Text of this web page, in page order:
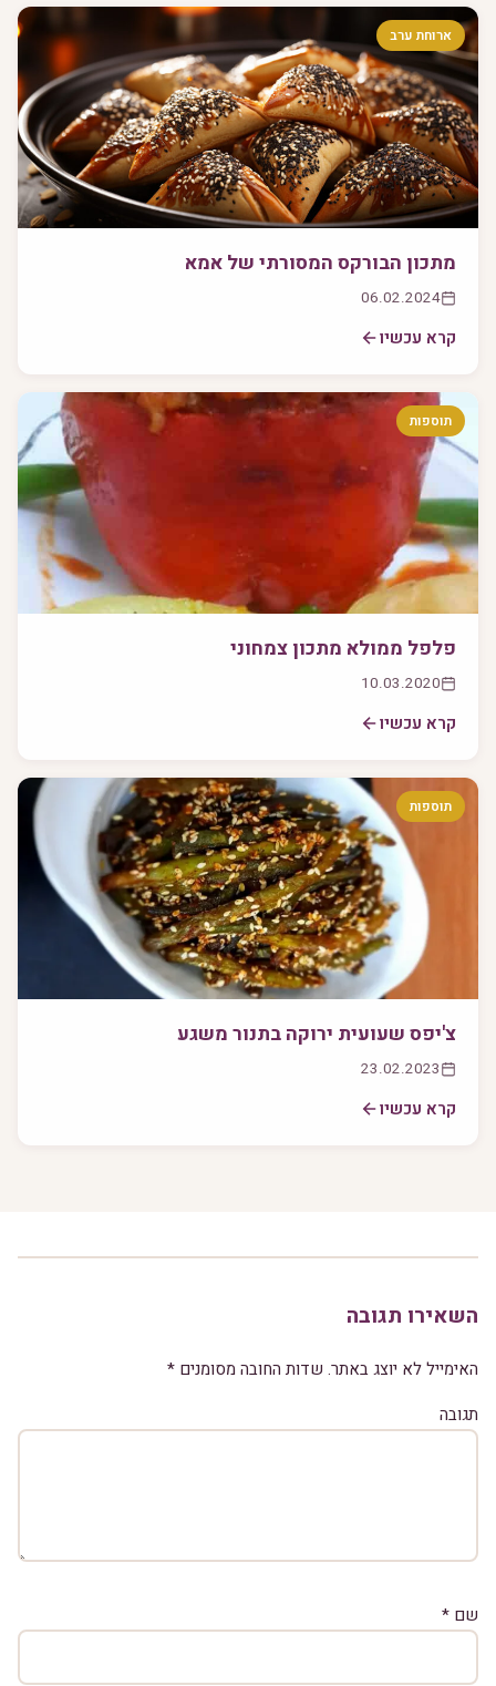
ארוחת ערב
מתכון הבורקס המסורתי של אמא
06.02.2024
קרא עכשיו
תוספות
פלפל ממולא מתכון צמחוני
10.03.2020
קרא עכשיו
תוספות
צ'יפס שעועית ירוקה בתנור משגע
23.02.2023
קרא עכשיו
השאירו תגובה
האימייל לא יוצג באתר. שדות החובה מסומנים *
תגובה
שם *